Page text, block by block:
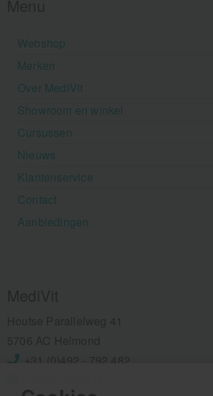
Webshop
Merken
Over MediVit
Showroom en winkel
Cursussen
Nieuws
Klantenservice
Contact
Aanbiedingen
+31 (0)492 - 792 482